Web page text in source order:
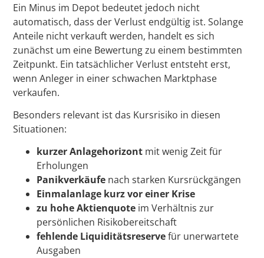
Ein Minus im Depot bedeutet jedoch nicht
automatisch, dass der Verlust endgültig ist. Solange
Anteile nicht verkauft werden, handelt es sich
zunächst um eine Bewertung zu einem bestimmten
Zeitpunkt. Ein tatsächlicher Verlust entsteht erst,
wenn Anleger in einer schwachen Marktphase
verkaufen.
Besonders relevant ist das Kursrisiko in diesen
Situationen:
kurzer Anlagehorizont mit wenig Zeit für
Erholungen
Panikverkäufe nach starken Kursrückgängen
Einmalanlage kurz vor einer Krise
zu hohe Aktienquote im Verhältnis zur
persönlichen Risikobereitschaft
fehlende Liquiditätsreservefür unerwartete
Ausgaben